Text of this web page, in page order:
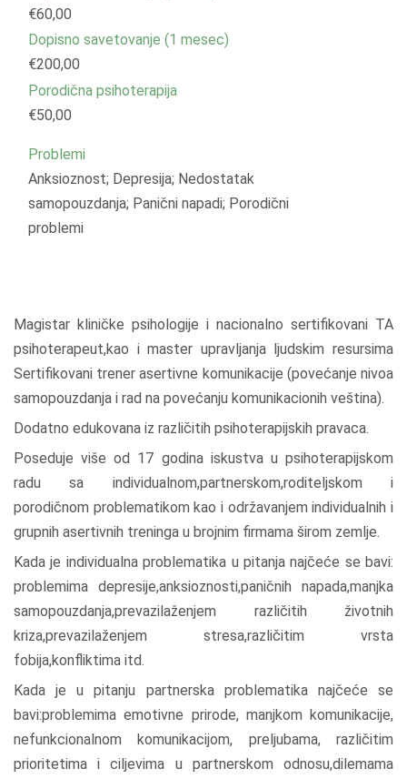
€60,00
Dopisno savetovanje (1 mesec)
€200,00
Porodična psihoterapija
€50,00
Problemi
Anksioznost; Depresija; Nedostatak
samopouzdanja; Panični napadi; Porodični
problemi
Magistar kliničke psihologije i nacionalno sertifikovani TA
psihoterapeut,kao i master upravljanja ljudskim resursima
Sertifikovani trener asertivne komunikacije (povećanje nivoa
samopouzdanja i rad na povećanju komunikacionih veština).
Dodatno edukovana iz različitih psihoterapijskih pravaca.
Poseduje više od 17 godina iskustva u psihoterapijskom
radu sa individualnom,partnerskom,roditeljskom i
porodičnom problematikom kao i održavanjem individualnih i
grupnih asertivnih treninga u brojnim firmama širom zemlje.
Kada je individualna problematika u pitanja najčeće se bavi:
problemima depresije,anksioznosti,paničnih napada,manjka
samopouzdanja,prevazilaženjem različitih životnih
kriza,prevazilaženjem stresa,različitim vrsta
fobija,konfliktima itd.
Kada je u pitanju partnerska problematika najčeće se
bavi:problemima emotivne prirode, manjkom komunikacije,
nefunkcionalnom komunikacijom, preljubama, različitim
prioritetima i ciljevima u partnerskom odnosu,dilemama